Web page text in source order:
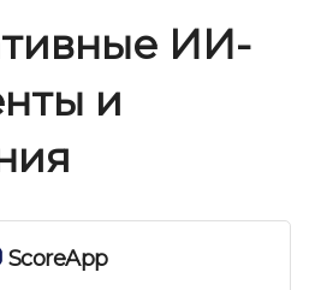
ИИ-
и
ScoreApp